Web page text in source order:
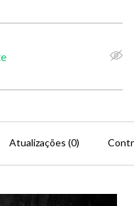
Atualizações (0)